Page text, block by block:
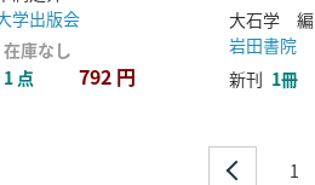
学出版会
在庫なし
1 点 792 円
大石学 編
岩田書院
新刊 1冊
1